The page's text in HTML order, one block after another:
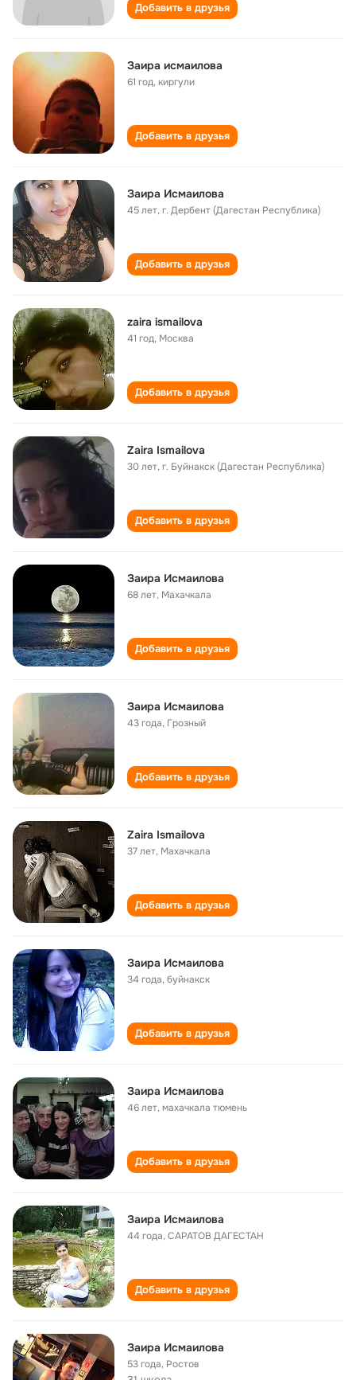
Добавить в друзья
Заира исмаилова
61 год,киргули
Добавить в друзья
Заира Исмаилова
45 лет,г. Дербент (Дагестан Республика)
Добавить в друзья
zaira ismailova
41 год, Москва
Добавить в друзья
Zaira Ismailova
30 лет,г. Буйнакск (Дагестан Республика)
Добавить в друзья
Заира Исмаилова
68 лет, Махачкала
Добавить в друзья
Заира Исмаилова
43 года, Грозный
Добавить в друзья
Zaira Ismailova
37 лет, Махачкала
Добавить в друзья
Зaирa Исмaиловa
34 года,буйнaкск
Добавить в друзья
Заира Исмаилова
46 лет,махачкала тюмень
Добавить в друзья
Заира Исмаилова
44 года,САРАТОВ ДАГЕСТАН
Добавить в друзья
Заира Исмаилова
53 года, Ростов